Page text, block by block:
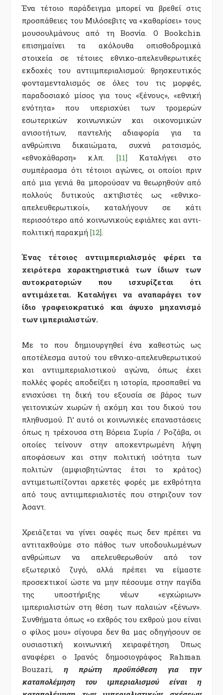
Ένα τέτοιο παράδειγμα μπορεί να βρεθεί στις
προσπάθειες του Μιλόσεβιτς να «καθαρίσει» τους
μουσουλμάνους από τη Βοσνία. Ο Bookchin
επισημαίνει τα ακόλουθα οπισθοδρομικά
στοιχεία σε τέτοιες εθνικο-απελευθερωτικές
εκδοχές του αντιιμπεριαλισμού: θρησκευτικός
φονταμενταλισμός σε όλες του τις μορφές,
παραδοσιακό μίσος για τους «ξένους», «εθνική
ενότητα» που υπερισχύει των τρομερών
εσωτερικών κοινωνικών και οικονομικών
ανισοτήτων, παντελής αδιαφορία για τα
ανθρώπινα δικαιώματα, συχνά ρατσισμός,
«εθνοκάθαρση» κ.λπ. [11]Καταλήγει στο
συμπέρασμα ότι τέτοιοι αγώνες, οι οποίοι πριν
από μια γενιά θα μπορούσαν να θεωρηθούν από
πολλούς δυτικούς ακτιβιστές ως «εθνικο-
απελευθερωτικοί», καταλήγουν σε κάτι
περισσότερο από κοινωνικούς εφιάλτες και αντι-
πολιτική παρακμή [12]
Ένας τέτοιος αντιιμπεριαλισμός φέρει τα
χειρότερα χαρακτηριστικά των ίδιων των
αυτοκρατοριών που ισχυρίζεται ότι
αντιμάχεται. Καταλήγει να αναπαράγει τον
ίδιο γραφειοκρατικό και άψυχο μηχανισμό
των ιμπεριαλιστών.
Με το που δημιουργηθεί ένα καθεστώς ως
αποτέλεσμα αυτού του εθνικο-απελευθερωτικού
και αντιιμπεριαλιστικού αγώνα, όπως έχει
πολλές φορές αποδείξει η ιστορία, προσπαθεί να
ενισχύσει τη δική του εξουσία σε βάρος των
γειτονικών χωρών ή ακόμη και του δικού του
πληθυσμού. Γι’ αυτό οι κοινωνικές επαναστάσεις
όπως η τρέχουσα στη Βόρεια Συρία / Ροζάβα, οι
οποίες τείνουν στην αποκεντρωμένη λήψη
αποφάσεων και στην πολιτική ισότητα των
πολιτών (αμφισβητώντας έτσι το κράτος)
αντιμετωπίζονται αρκετές φορές με εχθρότητα
από τους αντιιμπεριαλιστές που στηριζουν τον
Άσαντ.
Χρειάζεται να γίνει σαφές πως δεν πρέπει να
αντιταχθούμε στο πάθος των υποδουλωμένων
ανθρώπων να απελευθερωθούν από τον
εξωτερικό ζυγό, αλλά πρέπει να είμαστε
προσεκτικοί ώστε να μην πέσουμε στην παγίδα
της υποστήριξης νέων «εγχώριων»
ιμπεριαλιστών στη θέση των παλαιών «ξένων».
Συνθήματα όπως «ο εχθρός του εχθρού μου είναι
ο φίλος μου» σίγουρα δεν θα μας οδηγήσουν σε
ουσιαστική κοινωνική χειραφέτηση. Όπως
αναφέρει ο Ιρανός δημοσιογράφος Rahman
Bouzari, η πρώτη προϋπόθεση για την
καταπολέμηση του ιμπεριαλισμού είναι η